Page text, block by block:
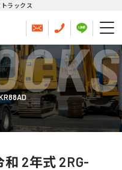
ラックス
2年式 2RG-